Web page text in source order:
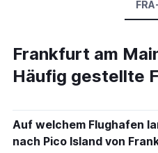
Frankfurt am
Häufig gestellte
Auf welchem Flughafen
nach Pico Island von